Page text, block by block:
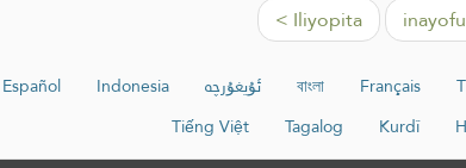
< Iliyopita
Español Indonesia ئۇيغۇرچە বাংলা Français
Tiếng Việt
Tagalog Kurdî